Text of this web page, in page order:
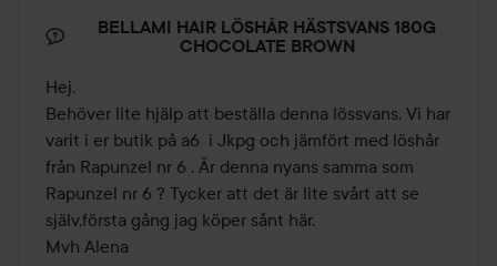
BELLAMI HAIR LÖSHÅR HÄSTSVANS 180G
CHOCOLATE BROWN
Hej,
Behöver lite hjälp att beställa denna lössvans. Vi har
varit i er butik på a6  i Jkpg och jämfört med löshår
från Rapunzel nr 6 . Är denna nyans samma som
Rapunzel nr 6 ? Tycker att det är lite svårt att se
själv,första gång jag köper sånt här.
Mvh Alena